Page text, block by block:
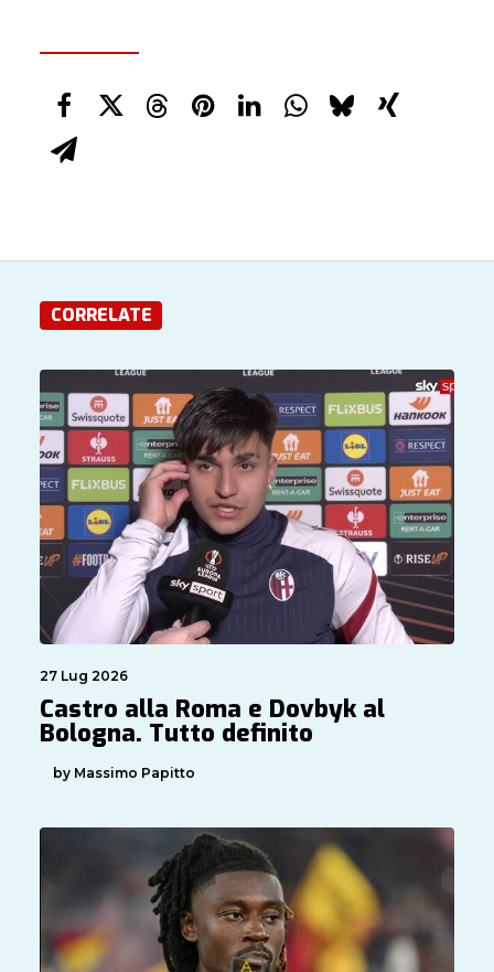
CORRELATE
27 Lug 2026
Castro alla Roma e Dovbyk al
Bologna. Tutto definito
by Massimo Papitto